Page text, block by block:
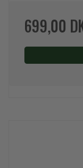
699,00